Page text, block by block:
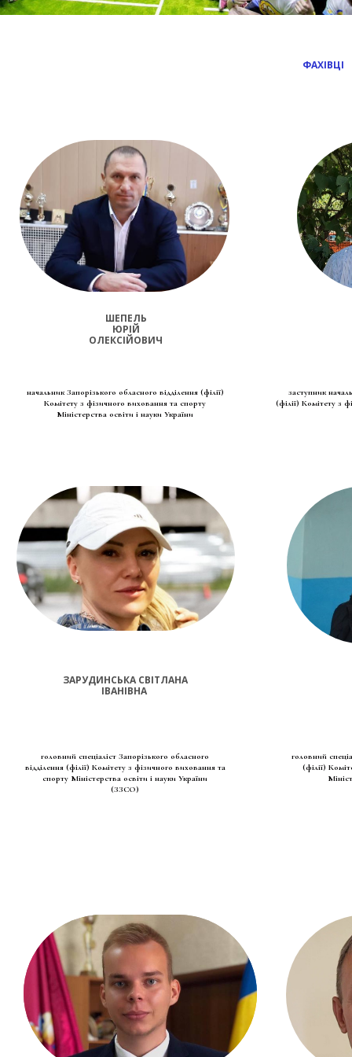
головний спеціаліст Запорізького обласного
відділення (філії) Комітету з фізичного виховання та
спорту Міністерства освіти і науки України
(ЗЗСО)
начальник Запорізького обласного відділення (філії)
Комітету з фізичного виховання та спорту
Міністерства освіти і науки України
ШЕПЕЛЬ
ЮРІЙ
ОЛЕКСІЙОВИЧ
ЗАРУДИНСЬКА СВІТЛАНА
ІВАНІВНА
ФАХІВЦІ
головний
(філії)
заступник
(філії) Комітету з